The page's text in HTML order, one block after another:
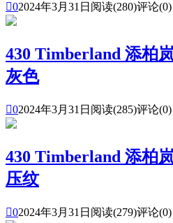
02024年3月31日 阅读(280)评论(0)
430 Timberland 添柏
灰色
02024年3月31日 阅读(285)评论(0)
430 Timberland 添柏
压纹
02024年3月31日 阅读(279)评论(0)